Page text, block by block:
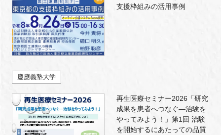
支援枠組みの活用事例
慶應義塾大学
再生医療セミナー2026「研究
成果を患者へつなぐ―治験を
やってみよう！」第1回 治験
を開始するにあたっての品質